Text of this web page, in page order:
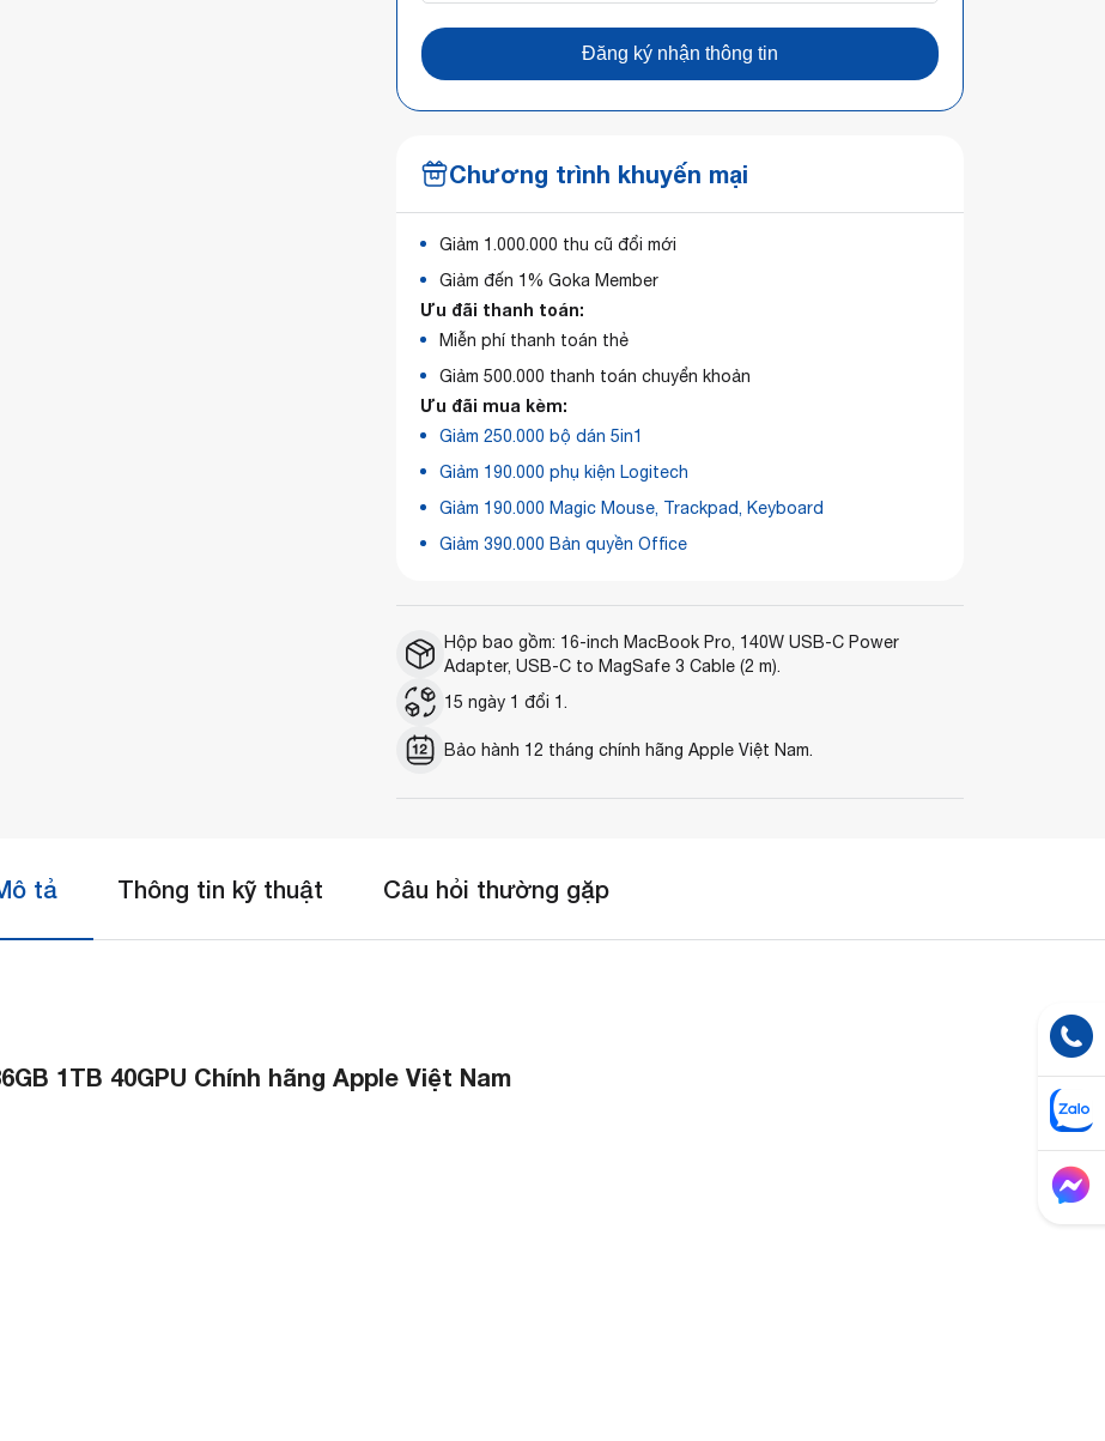
Đăng ký nhận thông tin
Chương trình khuyến mại
Giảm 1.000.000 thu cũ đổi mới
Giảm đến 1% Goka Member
Ưu đãi thanh toán:
Miễn phí thanh toán thẻ
Giảm 500.000 thanh toán chuyển khoản
Ưu đãi mua kèm:
Giảm 250.000 bộ dán 5in1
Giảm 190.000 phụ kiện Logitech
Giảm 190.000 Magic Mouse, Trackpad, Keyboard
Giảm 390.000 Bản quyền Office
Hộp bao gồm: 16-inch MacBook Pro, 140W USB-C Power
Adapter, USB-C to MagSafe 3 Cable (2 m).
15 ngày 1 đổi 1.
Bảo hành 12 tháng chính hãng Apple Việt Nam.
tả Thông tin kỹ thuật Câu hỏi thường gặp
1TB 40GPU Chính hãng Apple Việt Nam